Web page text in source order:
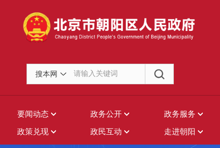
搜本网
要闻动态 政务公开 政务服务
政策兑现 政民互动 走进朝阳